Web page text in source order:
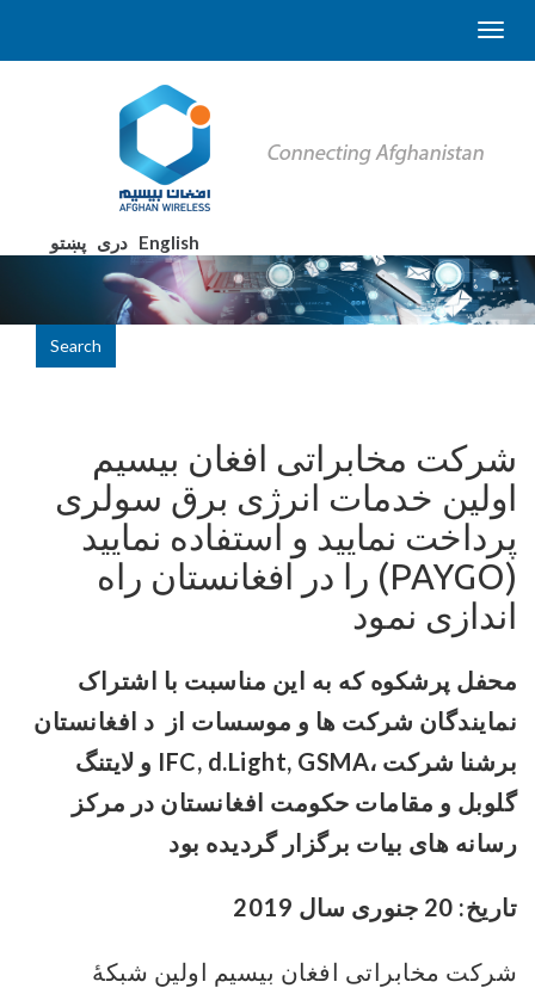
English دری پښتو
Search
شرکت مخابراتی افغان بیسیم
اولین خدمات انرژی برق سولری
پرداخت نمایید و استفاده نمایید
(PAYGO) را در افغانستان راه
اندازی نمود
محفل پرشکوه که به این مناسبت با اشتراک
نمایندگان شرکت ها و موسسات از
د افغانستان
برشنا شرکت ،IFC, d.Light, GSMA و لایتنگ
گلوبل و مقامات حکومت افغانستان در مرکز
رسانه های بیات برگزار گردیده بود
تاریخ: 20 جنوری سال 2019
شرکت مخابراتی افغان بیسیم اولین شبکۀ